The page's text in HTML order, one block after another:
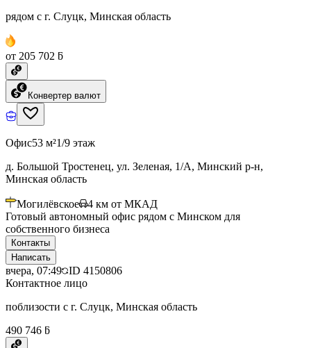
рядом с г. Слуцк, Минская область
от 205 702 ƃ
Конвертер валют
Офис53 м²1/9 этаж
д. Большой Тростенец, ул. Зеленая, 1/А, Минский р-н,
Минская область
Могилёвское 4 км от МКАД
Готовый автономный офис рядом с Минском для
собственного бизнеса
Контакты
Написать
вчера, 07:49 ID 4150806
Контактное лицо
поблизости с г. Слуцк, Минская область
490 746 ƃ